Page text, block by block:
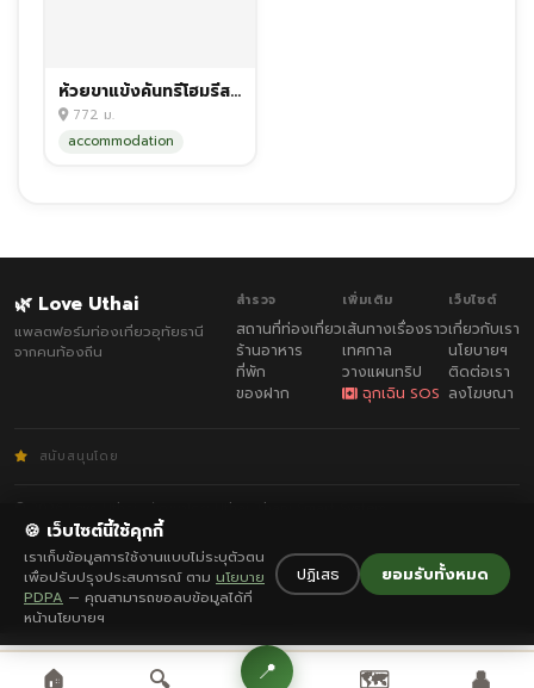
ห้วยขาแข้งคันทรีโฮมรีสอร์ท
772 ม.
accommodation
🌿 Love Uthai
แพลตฟอร์มท่องเที่ยวอุทัยธานี
จากคนท้องถิ่น
สำรวจ
สถานที่ท่องเที่ยว
ร้านอาหาร
ที่พัก
ของฝาก
เพิ่มเติม
เส้นทางเรื่องราว
เทศกาล
วางแผนทริป
ฉุกเฉิน SOS
เว็บไซต์
เกี่ยวกับเรา
นโยบายฯ
ติดต่อเรา
ลงโฆษณา
สนับสนุนโดย
© 2026 Love Uthai · พัฒนาโดย
Uthai Thani Smart System
กฎกติกา · ความเป็นส่วนตัว
🏠 🔍 📍 🗺️ 👤
🍪 เว็บไซต์นี้ใช้คุกกี้
เราเก็บข้อมูลการใช้งานแบบไม่ระบุตัวตน
เพื่อปรับปรุงประสบการณ์ ตาม นโยบาย
PDPA — คุณสามารถขอลบข้อมูลได้ที่
หน้านโยบายฯ
ปฏิเสธ ยอมรับทั้งหมด